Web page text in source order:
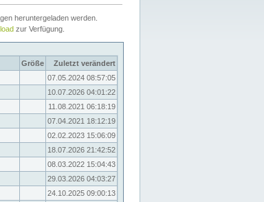
heruntergeladen werden.
zur Verfügung.
Größe
Zuletzt verändert
07.05.2024 08:57:05
10.07.2026 04:01:22
11.08.2021 06:18:19
07.04.2021 18:12:19
02.02.2023 15:06:09
18.07.2026 21:42:52
08.03.2022 15:04:43
29.03.2026 04:03:27
24.10.2025 09:00:13